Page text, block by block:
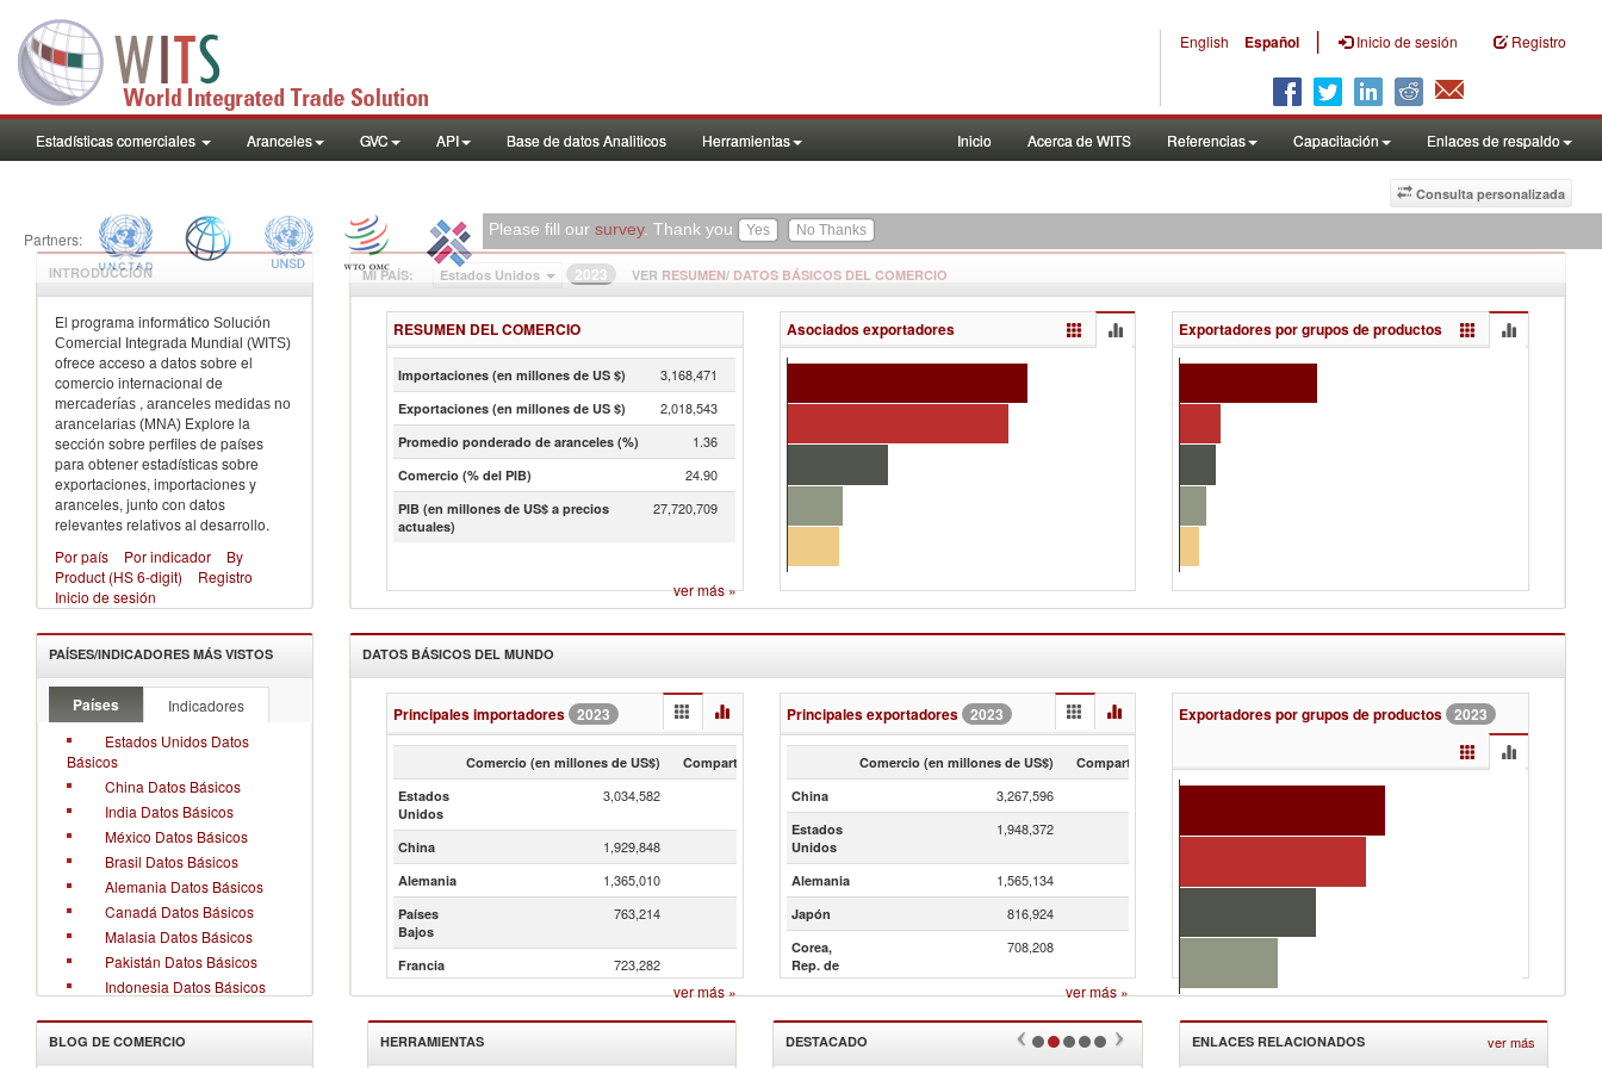
English Español | Inicio de sesión Registro
Estadísticas comerciales Aranceles GVC API Base de datos Analiticos Herramientas Inicio Acerca de WITS Referencias Capacitación Enlaces de respaldo
Consulta personalizada
Partners:
Please fill our survey. Thank you
INTRODUCCIÓN
El programa informático Solución
Comercial Integrada Mundial (WITS)
ofrece acceso a datos sobre el
comercio internacional de
mercaderías , aranceles medidas no
arancelarias (MNA) Explore la
sección sobre perfiles de países
para obtener estadísticas sobre
exportaciones, importaciones y
aranceles, junto con datos
relevantes relativos al desarrollo.
Por país
Por indicador
By
Product (HS 6-digit)
Registro
Inicio de sesión
PAÍSES/INDICADORES MÁS VISTOS
Países
Indicadores
Estados Unidos Datos
Básicos
China Datos Básicos
India Datos Básicos
México Datos Básicos
Brasil Datos Básicos
Alemania Datos Básicos
Canadá Datos Básicos
Malasia Datos Básicos
Pakistán Datos Básicos
Indonesia Datos Básicos
BLOG DE COMERCIO
MI PAÍS: Estados Unidos 2023 VER RESUMEN/ DATOS BÁSICOS DEL COMERCIO
RESUMEN DEL COMERCIO
Importaciones (en millones de US $) 3,168,471
Exportaciones (en millones de US $) 2,018,543
Promedio ponderado de aranceles (%) 1.36
Comercio (% del PIB) 24.90
PIB (en millones de US$ a precios
actuales)
27,720,709
ver más»
Asociados exportadores Exportadores por grupos de productos
DATOS BÁSICOS DEL MUNDO
Principales importadores 2023
Comercio (en millones de US$)
Compartir (en %)
Estados
Unidos
3,034,582
China 1,929,848
Alemania 1,365,010
Países
Bajos
763,214
Francia 723,282
ver más»
Principales exportadores 2023
Comercio (en millones de US$)
Compartir (en %)
China
3,267,596
Estados
Unidos
1,948,372
Alemania 1,565,134
Japón 816,924
Corea,
Rep. de
708,208
ver más»
Exportadores por grupos de productos 2023
HERRAMIENTAS DESTACADO ENLACES RELACIONADOS ver más